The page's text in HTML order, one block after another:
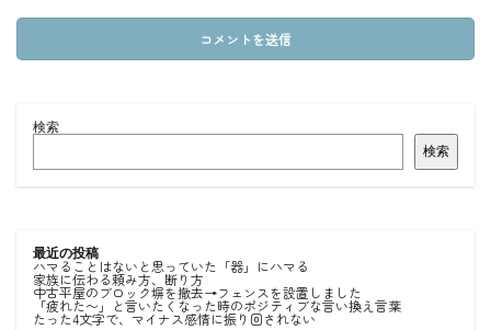
検索
検索
最近の投稿
ハマることはないと思っていた「器」にハマる
家族に伝わる頼み方、断り方
中古平屋のブロック塀を撤去→フェンスを設置しました
「疲れた〜」と言いたくなった時のポジティブな言い換え言葉
たった4文字で、マイナス感情に振り回されない